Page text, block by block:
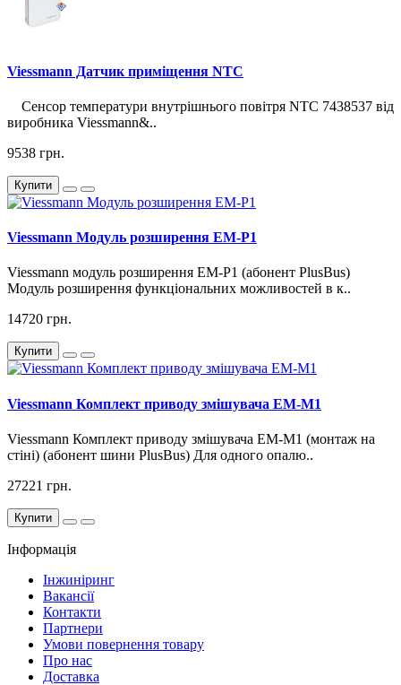
Viessmann Датчик приміщення NTC
Сенсор температури внутрішнього повітря NTC 7438537 від
виробника Viessmann&..
9538 грн.
Купити
Viessmann Модуль розширення EM-P1
Viessmann модуль розширення EM-P1 (абонент PlusBus)
Модуль розширення функціональних можливостей в к..
14720 грн.
Купити
Viessmann Комплект приводу змішувача EM-M1
Viessmann Комплект приводу змішувача EM-M1 (монтаж на
стіні) (абонент шини PlusBus) Для одного опалю..
27221 грн.
Купити
Інформація
Інжиніринг
Вакансії
Контакти
Партнери
Умови повернення товару
Про нас
Доставка